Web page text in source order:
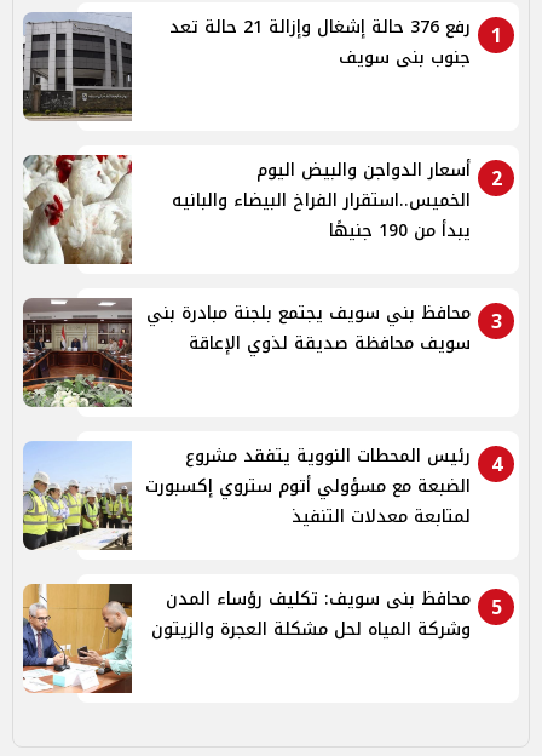
1
رفع 376 حالة إشغال وإزالة 21 حالة تعد
جنوب بنى سويف
2
أسعار الدواجن والبيض اليوم
الخميس..استقرار الفراخ البيضاء والبانيه
يبدأ من 190 جنيهًا
3
محافظ بني سويف يجتمع بلجنة مبادرة بني
سويف محافظة صديقة لذوي الإعاقة
4
رئيس المحطات النووية يتفقد مشروع
الضبعة مع مسؤولي أتوم ستروي إكسبورت
لمتابعة معدلات التنفيذ
5
محافظ بنى سويف: تكليف رؤساء المدن
وشركة المياه لحل مشكلة العجرة والزيتون